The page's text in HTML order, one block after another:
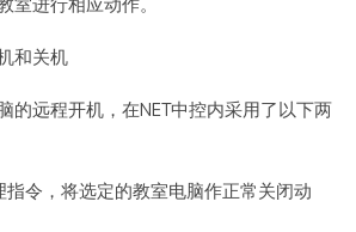
和关机
的远程开机，在NET中控内采用了以下两
令，将选定的教室电脑作正常关闭动